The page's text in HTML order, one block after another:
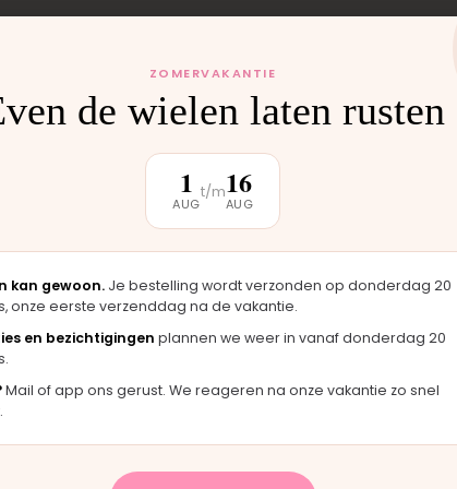
wij het
buiten.
★★★★★
"Langsgekomen in Moordrecht en het
terwijl je wacht."
"Fijne
merkt
handen
ZOMERVAKANTIE
de wielen laten rusten
1
AUG
t/m16
AUG
kan gewoon. Je bestelling wordt verzonden op donderdag 20
onze eerste verzenddag na de vakantie.
en bezichtigingen plannen we weer in vanaf donderdag 20
Mail of app ons gerust. We reageren na onze vakantie zo snel